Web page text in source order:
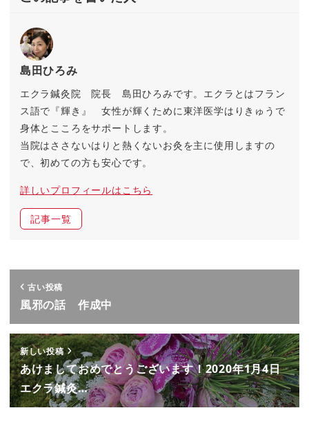
島田ひろみ
エクラ鍼灸院 院長 島田ひろみです。エクラとはフラン
ス語で『輝き』 女性が輝くために東洋医学はりきゅうで
身体とこころをサポートします。
当院はささないはりと熱くないお灸を主に使用しますの
で、初めての方も安心です。
詳しいプロフィールはこちら
記事一覧
古い投稿
風邪の話 作成中
新しい投稿
あけましておめでとうございます！2020年1月4日
エクラ鍼灸…